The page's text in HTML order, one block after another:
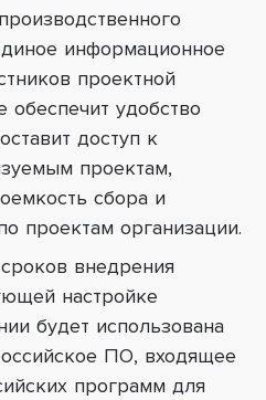
информационное
проектной
обеспечит удобство
доступ к
проектам,
сбора и
проектам организации.
внедрения
настройке
будет использована
ПО, входящее
программ для